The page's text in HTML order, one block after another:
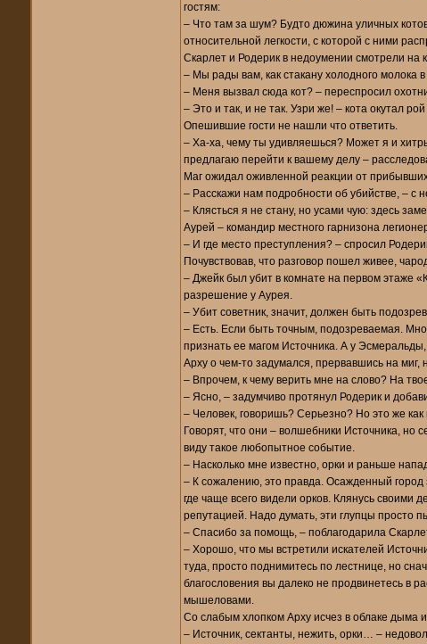
гостям:
– Что там за шум? Будто дюжина уличных
относительной легкости, с которой с ними
Скарлет и Родерик в недоумении смотрели на
– Мы рады вам, как стакану холодного молока
– Меня вызвал сюда кот? – переспросил
– Это и так, и не так. Узри же! – кота окутал
Опешившие гости не нашли что ответить.
– Ха-ха, чему ты удивляешься? Может я и
предлагаю перейти к вашему делу –
Маг ожидал оживленной реакции от
– Расскажи нам подробности об убийстве, – с
– Клясться я не стану, но усами чую: здесь
Аурей – командир местного гарнизона
– И где место преступления? – спросил
Почувствовав, что разговор пошел живее,
– Джейк был убит в комнате на первом этаже
разрешение у Аурея.
– Убит советник, значит, должен быть
– Есть. Если быть точным, подозреваемая.
признать ее магом Источника. А у
Арху о чем-то задумался, прервавшись на миг,
– Впрочем, к чему верить мне на слово? На
– Ясно, – задумчиво протянул Родерик и
– Человек, говоришь? Серьезно? Но это же
Говорят, что они – волшебники Источника, но
виду такое любопытное событие.
– Насколько мне известно, орки и раньше
– К сожалению, это правда. Осажденный город
где чаще всего видели орков. Клянусь своими
репутацией. Надо думать, эти глупцы просто
– Спасибо за помощь, – поблагодарила
– Хорошо, что мы встретили искателей
туда, просто поднимитесь по лестнице, но
благословения вы далеко не продвинетесь в
мышеловами.
Со слабым хлопком Арху исчез в облаке дыма
– Источник, сектанты, нежить, орки… –